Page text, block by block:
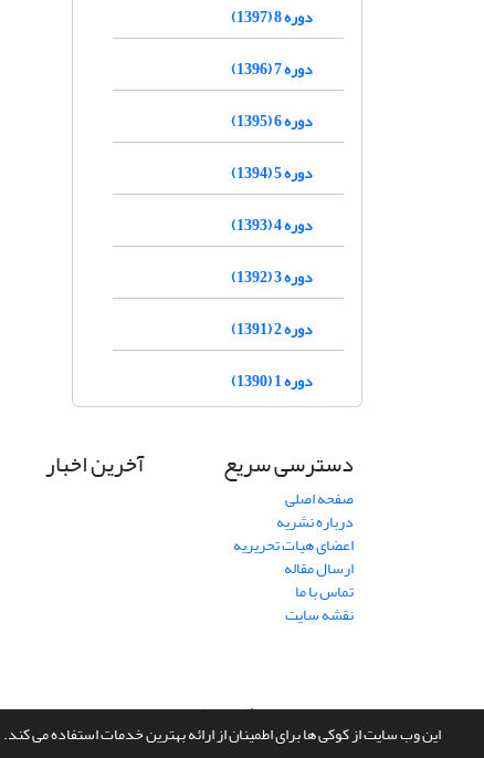
این وب سایت از کوکی ها برای اطمینان از ارائه بهترین خدمات استفاده می کند.
دوره 8 (1397)
دوره 7 (1396)
دوره 6 (1395)
دوره 5 (1394)
دوره 4 (1393)
دوره 3 (1392)
دوره 2 (1391)
دوره 1 (1390)
دسترسی سریع
صفحه اصلی
درباره نشریه
اعضای هیات تحریریه
ارسال مقاله
تماس با ما
نقشه سایت
آخرین اخبار
سامانه مدیریت نشریات علمی.طراحی و پیاده سازی ازسیناوب